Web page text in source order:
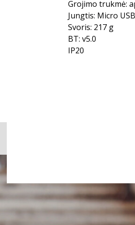
Grojimo trukmė:
Jungtis: Micro
Svoris: 217 g
BT: v5.0
IP20